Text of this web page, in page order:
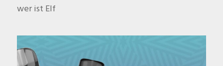
wer ist Elf